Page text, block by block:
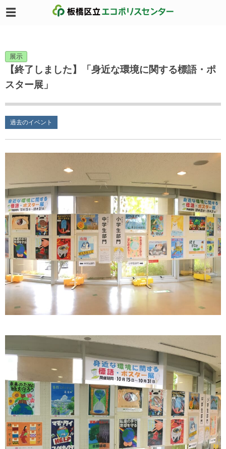
展示
【終了しました】「身近な環境に関する標語・ポ
スター展」
過去のイベント